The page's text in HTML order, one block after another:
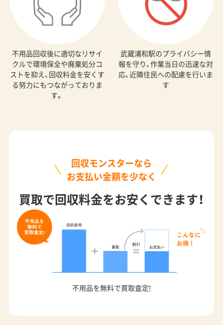
不用品回収後に適切なリサイ
クルで環境保全や廃棄処分コ
ストを抑え、回収料金を安くす
る努力にもつながっておりま
す。
武蔵浦和駅のプライバシー情
報を守り、作業当日の迅速な対
応、近隣住民への配慮を行いま
す
回収モンスターなら
お支払い金額を少なく
買取で回収料金をお安くできます！
不用品を無料で買取査定!